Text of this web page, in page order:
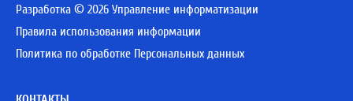
Разработка © 2026 Управление информатизации
Правила использования информации
Политика по обработке Персональных данных